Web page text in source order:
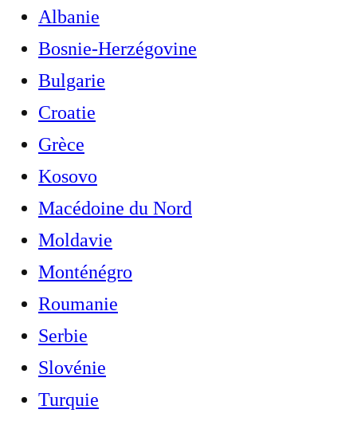
Albanie
Bosnie-Herzégovine
Bulgarie
Croatie
Grèce
Kosovo
Macédoine du Nord
Moldavie
Monténégro
Roumanie
Serbie
Slovénie
Turquie